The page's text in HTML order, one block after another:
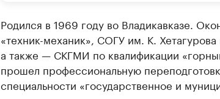
Родился в 1969 году во Владикавказе.
«техник-механик», СОГУ им. К.
а также — СКГМИ по квалификации
прошел профессиональную
специальности «государственное и